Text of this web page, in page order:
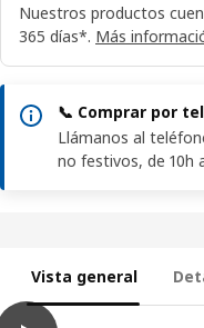
Nuestros productos
365 días*. Más
📞 Comprar por
Llámanos al
no festivos, de 10h
Vista general